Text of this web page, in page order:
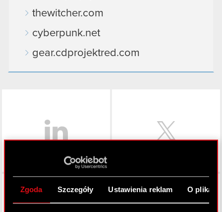
Zgoda Szczegóły Ustawienia reklam O
thewitcher.com
cyberpunk.net
gear.cdprojektred.com